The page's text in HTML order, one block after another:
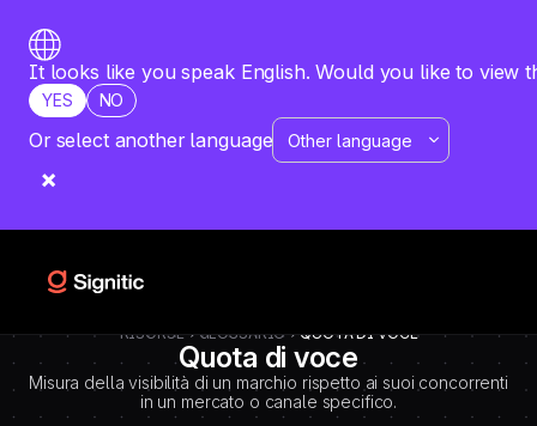
DEBUT CODE E - TEMPLATE CMS DEFINITIONS / LEXIQUE
Emplacement Webflow: Template CMS Definitions > Page settings >
Custom code > Inside tag
It looks like you speak English. Would you like to view
YES NO
Or select another language
RISORSE GLOSSARIO QUOTA DI VOCE
Quota di voce
Misura della visibilità di un marchio rispetto ai suoi concorrenti
in un mercato o canale specifico.